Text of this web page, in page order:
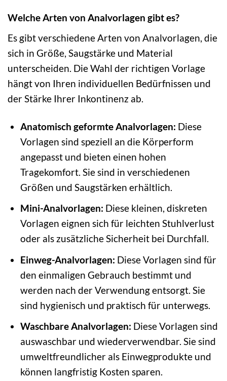
Welche Arten von Analvorlagen gibt es?
Es gibt verschiedene Arten von Analvorlagen, die
sich in Größe, Saugstärke und Material
unterscheiden. Die Wahl der richtigen Vorlage
hängt von Ihren individuellen Bedürfnissen und
der Stärke Ihrer Inkontinenz ab.
Anatomisch geformte Analvorlagen: Diese
Vorlagen sind speziell an die Körperform
angepasst und bieten einen hohen
Tragekomfort. Sie sind in verschiedenen
Größen und Saugstärken erhältlich.
Mini-Analvorlagen: Diese kleinen, diskreten
Vorlagen eignen sich für leichten Stuhlverlust
oder als zusätzliche Sicherheit bei Durchfall.
Einweg-Analvorlagen: Diese Vorlagen sind für
den einmaligen Gebrauch bestimmt und
werden nach der Verwendung entsorgt. Sie
sind hygienisch und praktisch für unterwegs.
Waschbare Analvorlagen: Diese Vorlagen sind
auswaschbar und wiederverwendbar. Sie sind
umweltfreundlicher als Einwegprodukte und
können langfristig Kosten sparen.